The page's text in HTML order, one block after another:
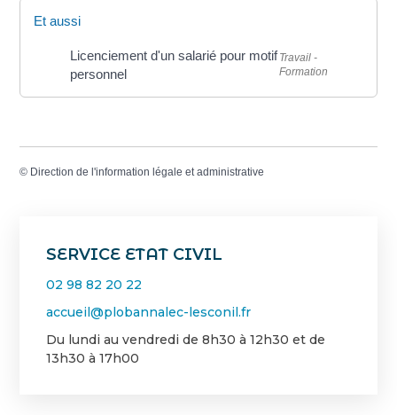
SERVICE ETAT CIVIL
02 98 82 20 22
accueil@plobannalec-lesconil.fr
Du lundi au vendredi de 8h30 à 12h30 et de
13h30 à 17h00
Et aussi
Licenciement d'un salarié pour motif
personnel
Travail -
Formation
© Direction de l'information légale et administrative